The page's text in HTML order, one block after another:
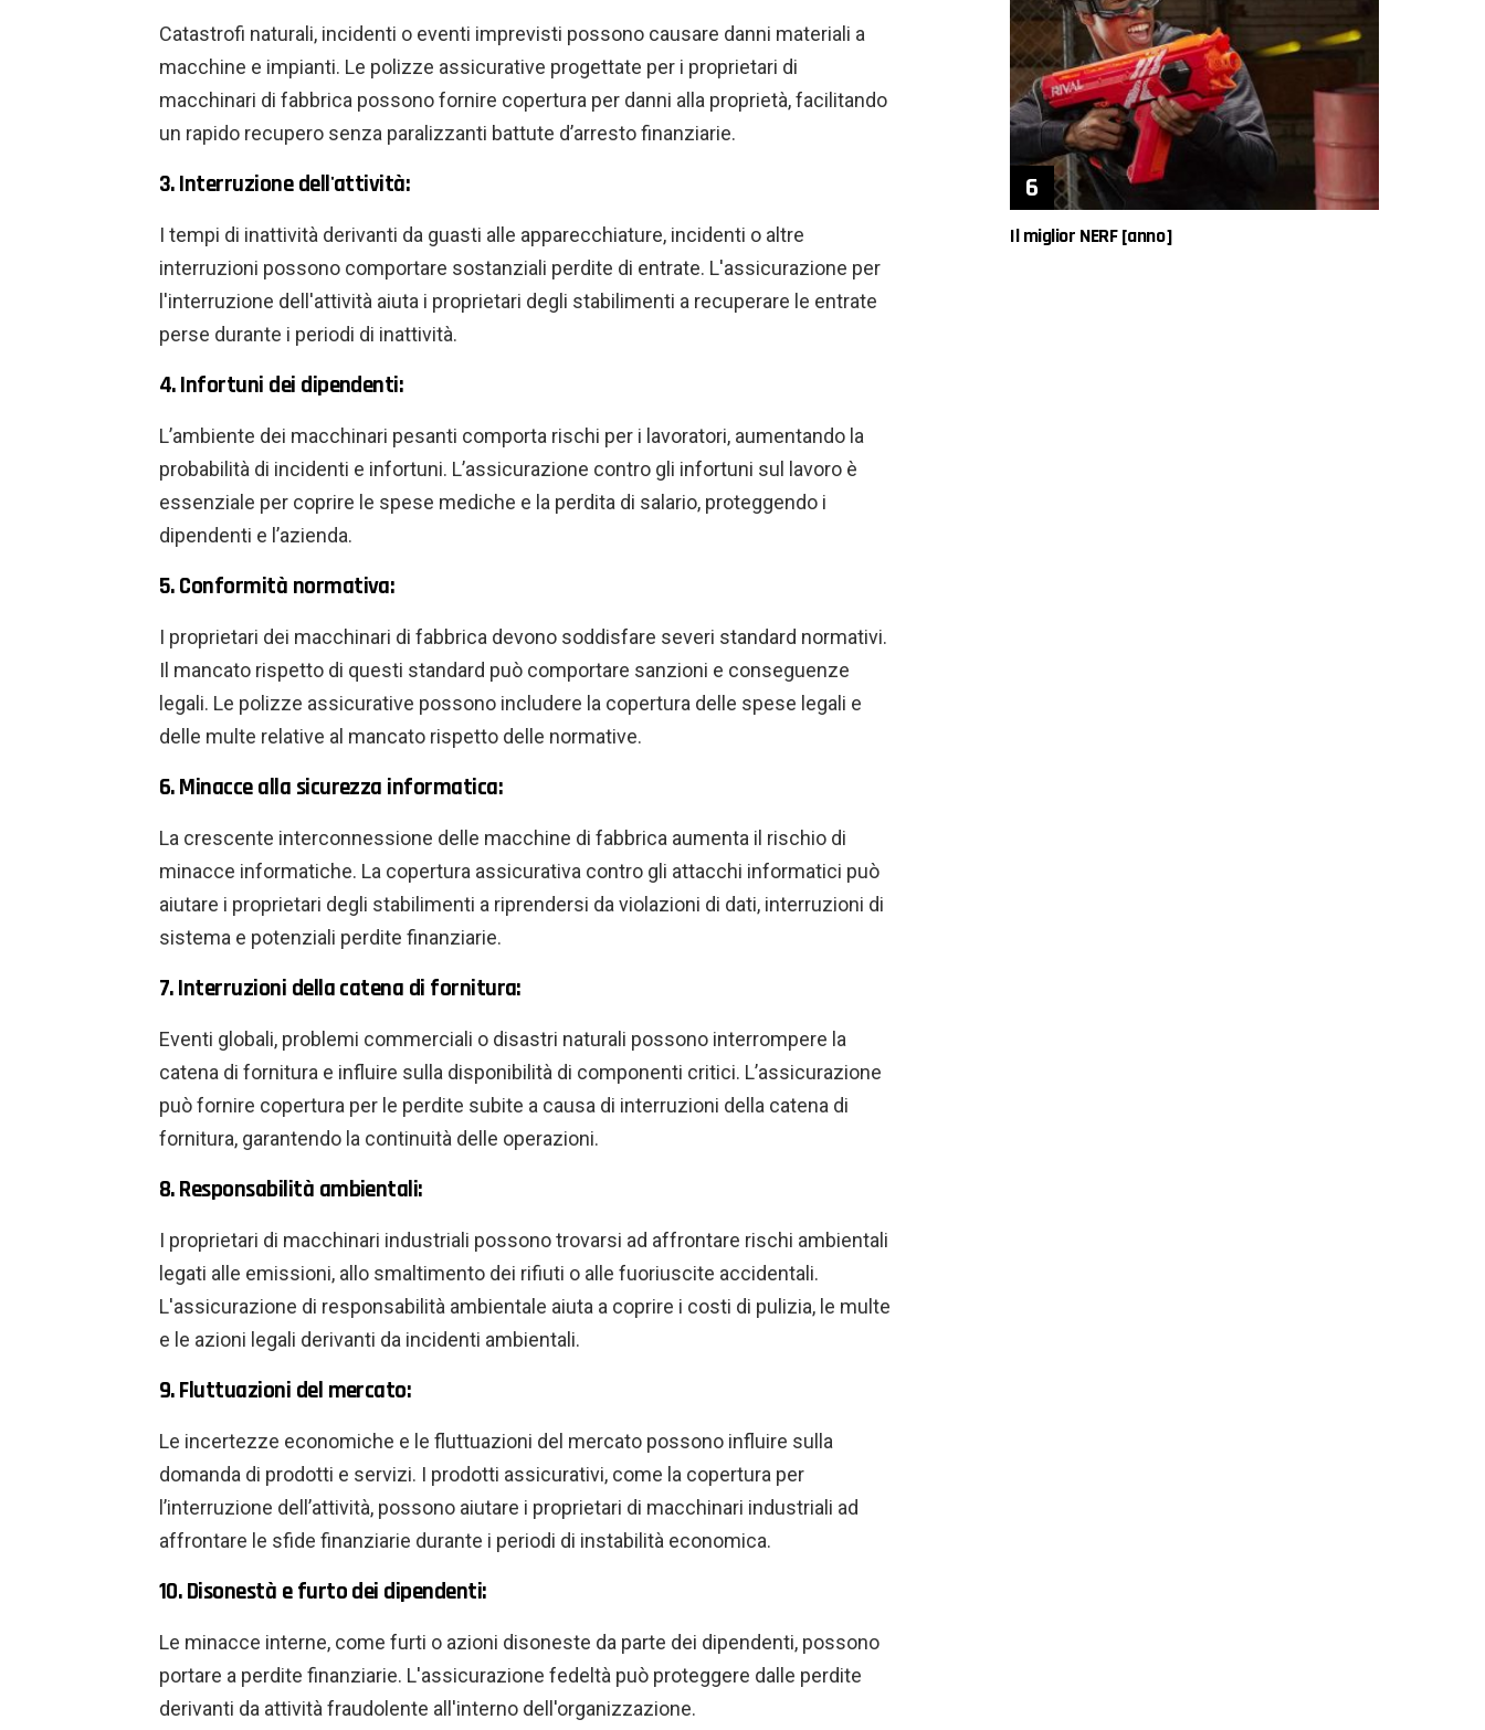
Catastrofi naturali, incidenti o eventi imprevisti possono causare danni materiali a
macchine e impianti. Le polizze assicurative progettate per i proprietari di
macchinari di fabbrica possono fornire copertura per danni alla proprietà, facilitando
un rapido recupero senza paralizzanti battute d’arresto finanziarie.
3. Interruzione dell'attività:
I tempi di inattività derivanti da guasti alle apparecchiature, incidenti o altre
interruzioni possono comportare sostanziali perdite di entrate. L'assicurazione per
l'interruzione dell'attività aiuta i proprietari degli stabilimenti a recuperare le entrate
perse durante i periodi di inattività.
4. Infortuni dei dipendenti:
L’ambiente dei macchinari pesanti comporta rischi per i lavoratori, aumentando la
probabilità di incidenti e infortuni. L’assicurazione contro gli infortuni sul lavoro è
essenziale per coprire le spese mediche e la perdita di salario, proteggendo i
dipendenti e l’azienda.
5. Conformità normativa:
I proprietari dei macchinari di fabbrica devono soddisfare severi standard normativi.
Il mancato rispetto di questi standard può comportare sanzioni e conseguenze
legali. Le polizze assicurative possono includere la copertura delle spese legali e
delle multe relative al mancato rispetto delle normative.
6. Minacce alla sicurezza informatica:
La crescente interconnessione delle macchine di fabbrica aumenta il rischio di
minacce informatiche. La copertura assicurativa contro gli attacchi informatici può
aiutare i proprietari degli stabilimenti a riprendersi da violazioni di dati, interruzioni di
sistema e potenziali perdite finanziarie.
7. Interruzioni della catena di fornitura:
Eventi globali, problemi commerciali o disastri naturali possono interrompere la
catena di fornitura e influire sulla disponibilità di componenti critici. L’assicurazione
può fornire copertura per le perdite subite a causa di interruzioni della catena di
fornitura, garantendo la continuità delle operazioni.
8. Responsabilità ambientali:
I proprietari di macchinari industriali possono trovarsi ad affrontare rischi ambientali
legati alle emissioni, allo smaltimento dei rifiuti o alle fuoriuscite accidentali.
L'assicurazione di responsabilità ambientale aiuta a coprire i costi di pulizia, le multe
e le azioni legali derivanti da incidenti ambientali.
9. Fluttuazioni del mercato:
Le incertezze economiche e le fluttuazioni del mercato possono influire sulla
domanda di prodotti e servizi. I prodotti assicurativi, come la copertura per
l’interruzione dell’attività, possono aiutare i proprietari di macchinari industriali ad
affrontare le sfide finanziarie durante i periodi di instabilità economica.
10. Disonestà e furto dei dipendenti:
Le minacce interne, come furti o azioni disoneste da parte dei dipendenti, possono
portare a perdite finanziarie. L'assicurazione fedeltà può proteggere dalle perdite
derivanti da attività fraudolente all'interno dell'organizzazione.
Il miglior NERF [anno]